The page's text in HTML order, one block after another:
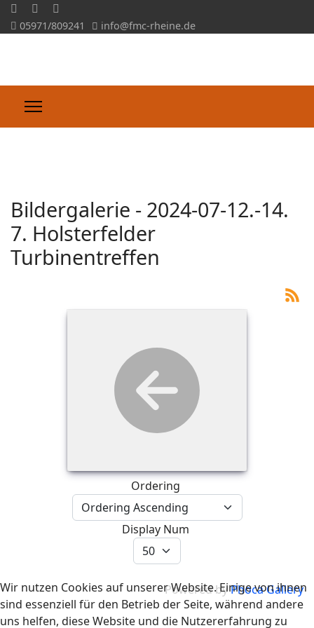
05971/809241 info@fmc-rheine.de
Bildergalerie - 2024-07-12.-14.
7. Holsterfelder
Turbinentreffen
Ordering
Display Num
Powered byPhoca Gallery
Wir nutzen Cookies auf unserer Website. Einige von ihnen
sind essenziell für den Betrieb der Seite, während andere
uns helfen, diese Website und die Nutzererfahrung zu